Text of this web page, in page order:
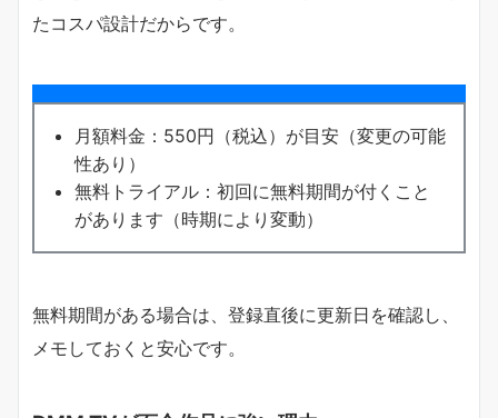
たコスパ設計だからです。
月額料金：550円（税込）が目安（変更の可能
性あり）
無料トライアル：初回に無料期間が付くこと
があります（時期により変動）
無料期間がある場合は、登録直後に更新日を確認し、
メモしておくと安心です。